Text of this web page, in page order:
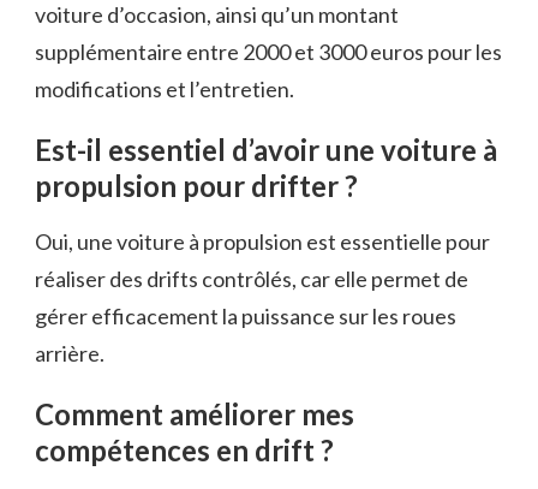
voiture d’occasion, ainsi qu’un montant
supplémentaire entre 2000 et 3000 euros pour les
modifications et l’entretien.
Est-il essentiel d’avoir une voiture à
propulsion pour drifter ?
Oui, une voiture à propulsion est essentielle pour
réaliser des drifts contrôlés, car elle permet de
gérer efficacement la puissance sur les roues
arrière.
Comment améliorer mes
compétences en drift ?